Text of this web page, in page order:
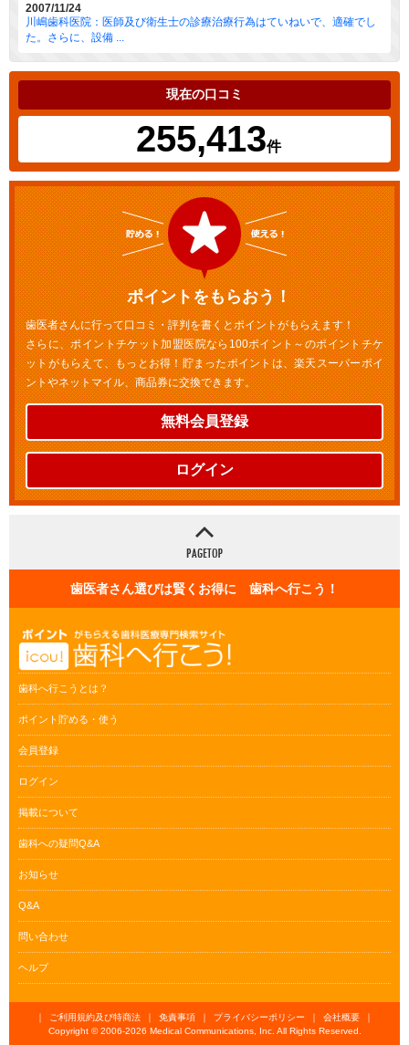
2007/11/24
川嶋歯科医院：医師及び衛生士の診療治療行為はていねいで、適確でし
た。さらに、設備 ...
現在の口コミ
255,413件
ポイントをもらおう！
歯医者さんに行って口コミ・評判を書くとポイントがもらえます！
さらに、ポイントチケット加盟医院なら100ポイント～のポイントチケ
ットがもらえて、もっとお得！貯まったポイントは、楽天スーパーポイ
ントやネットマイル、商品券に交換できます。
無料会員登録
ログイン
歯医者さん選びは賢くお得に 歯科へ行こう！
歯科へ行こうとは？
ポイント貯める・使う
会員登録
ログイン
掲載について
歯科への疑問Q&A
お知らせ
Q&A
問い合わせ
ヘルプ
｜ ご利用規約及び特商法 ｜ 免責事項 ｜ プライバシーポリシー ｜ 会社概要
｜
Copyright © 2006-2026 Medical Communications, Inc. All Rights Reserved.